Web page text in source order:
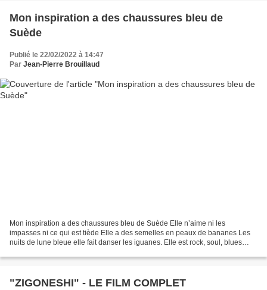
Mon inspiration a des chaussures bleu de
Suède
Publié le 22/02/2022 à 14:47
Par Jean-Pierre Brouillaud
Mon inspiration a des chaussures bleu de Suède Elle n’aime ni les
impasses ni ce qui est tiède Elle a des semelles en peaux de bananes Les
nuits de lune bleue elle fait danser les iguanes. Elle est rock, soul, blues
"ZIGONESHI" - LE FILM COMPLET